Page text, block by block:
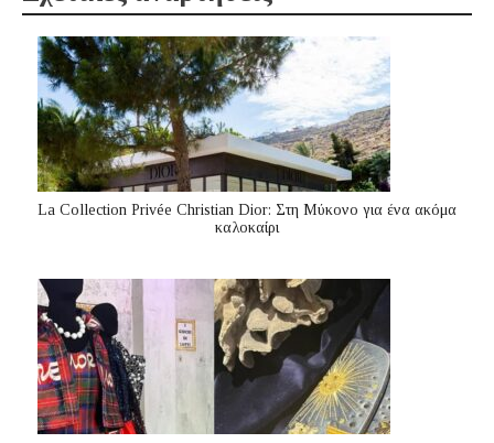
La Collection Privée Christian Dior: Στη Μύκονο για ένα ακόμα
καλοκαίρι